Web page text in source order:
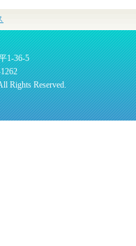
1-36-5
1262
Rights Reserved.